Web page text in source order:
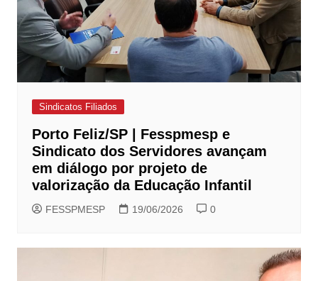
Sindicatos Filiados
Porto Feliz/SP | Fesspmesp e
Sindicato dos Servidores avançam
em diálogo por projeto de
valorização da Educação Infantil
FESSPMESP 19/06/2026 0